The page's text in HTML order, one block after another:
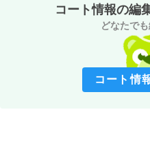
コート情報の編
どなたで
コート情